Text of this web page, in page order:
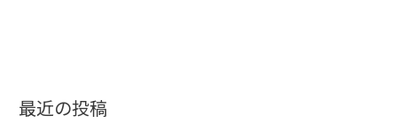
最近の投稿